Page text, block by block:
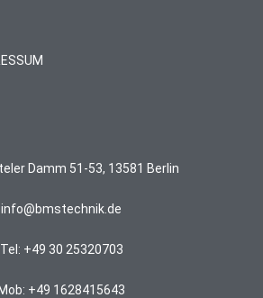
Damm 51-53, 13581 Berlin
info@bmstechnik.de
Tel: +49 30 25320703
Mob: +49 1628415643